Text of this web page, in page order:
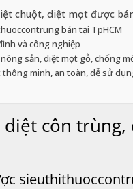
chuột, diệt mọt được
bán tại TpHCM
và công nghiệp
sản, diệt mọt gỗ, chống
minh, an toàn, dễ sử
côn